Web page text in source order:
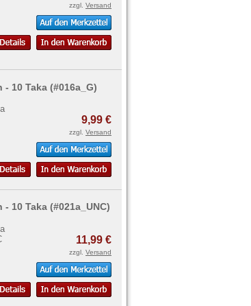
zzgl. Versand
10 Taka (#016a_G)
9,99 €
zzgl. Versand
- 10 Taka (#021a_UNC)
11,99 €
zzgl. Versand